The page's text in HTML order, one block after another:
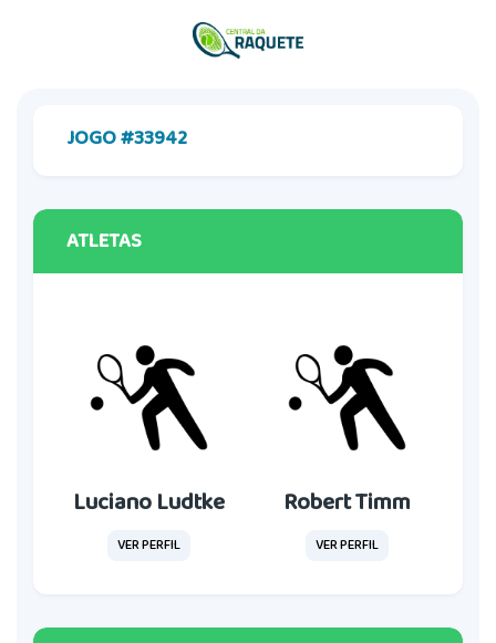
JOGO #33942
ATLETAS
Luciano Ludtke
VER PERFIL
Robert Timm
VER PERFIL